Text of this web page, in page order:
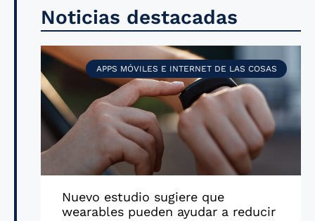
Noticias destacadas
APPS MÓVILES E INTERNET DE LAS COSAS
Nuevo estudio sugiere que
wearables pueden ayudar a reducir